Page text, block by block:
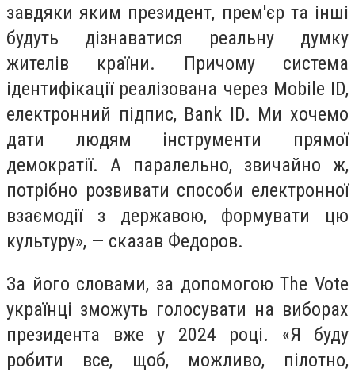
завдяки яким президент, прем'єр та інші
будуть дізнаватися реальну думку
жителів країни. Причому система
ідентифікації реалізована через Mobile ID,
електронний підпис, Bank ID. Ми хочемо
дати людям інструменти прямої
демократії. А паралельно, звичайно ж,
потрібно розвивати способи електронної
взаємодії з державою, формувати цю
культуру», — сказав Федоров.
За його словами, за допомогою The Vote
українці зможуть голосувати на виборах
президента вже у 2024 році. «Я буду
робити все, щоб, можливо, пілотно,